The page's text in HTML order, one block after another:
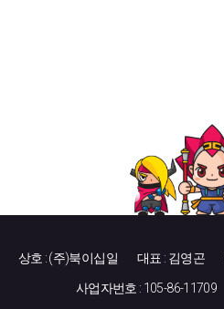
상호 : (주)북이십일 대표 : 김영곤
사업자번호 : 105-86-11709